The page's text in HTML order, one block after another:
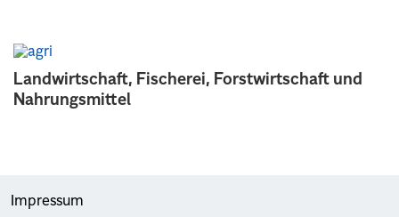
Landwirtschaft, Fischerei, Forstwirtschaft und
Nahrungsmittel
Impressum